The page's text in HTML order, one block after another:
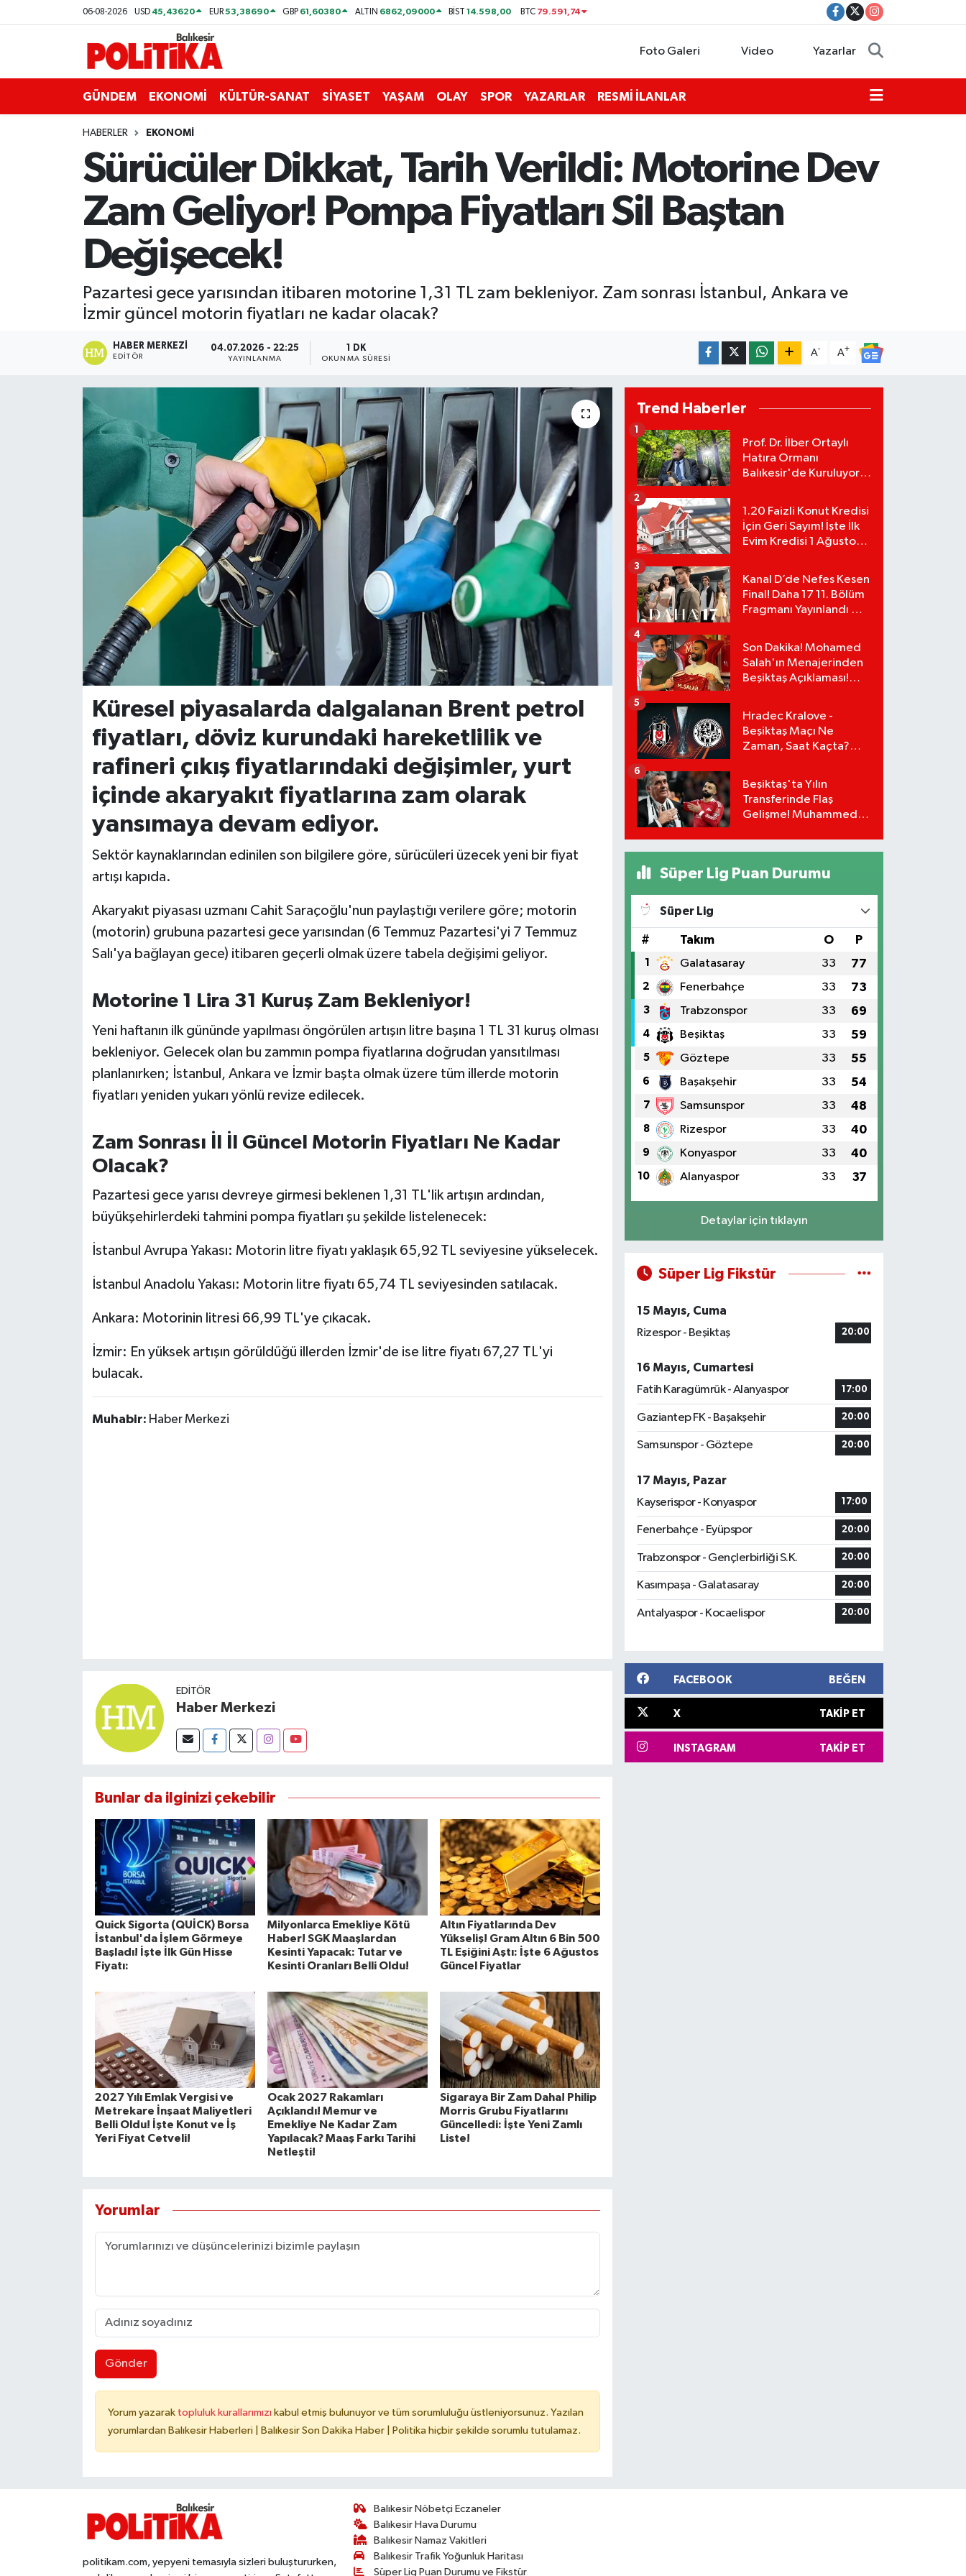
06-08-2026 USD 45,43620 EUR53,38690 GBP 61,60380 ALTIN 6862,09000 BİST14.598,00 BTC 79.591,74
Foto Galeri Video Yazarlar
GÜNDEM EKONOMİ KÜLTÜR-SANAT SİYASET YAŞAM OLAY SPOR YAZARLAR RESMİ İLANLAR
HABERLER EKONOMİ
Sürücüler Dikkat, Tarih Verildi: Motorine Dev
Zam Geliyor! Pompa Fiyatları Sil Baştan
Değişecek!
Pazartesi gece yarısından itibaren motorine 1,31 TL zam bekleniyor. Zam sonrası İstanbul, Ankara ve
İzmir güncel motorin fiyatları ne kadar olacak?
HABER MERKEZI
EDITÖR
04.07.2026 - 22:25
YAYINLANMA
1 DK
OKUNMA SÜRESI
A- A+
Küresel piyasalarda dalgalanan Brent petrol
fiyatları, döviz kurundaki hareketlilik ve
rafineri çıkış fiyatlarındaki değişimler, yurt
içinde akaryakıt fiyatlarına zam olarak
yansımaya devam ediyor.
Sektör kaynaklarından edinilen son bilgilere göre, sürücüleri üzecek yeni bir fiyat
artışı kapıda.
Akaryakıt piyasası uzmanı Cahit Saraçoğlu'nun paylaştığı verilere göre; motorin
(motorin) grubuna pazartesi gece yarısından (6 Temmuz Pazartesi'yi 7 Temmuz
Salı'ya bağlayan gece) itibaren geçerli olmak üzere tabela değişimi geliyor.
Motorine 1 Lira 31 Kuruş Zam Bekleniyor!
Yeni haftanın ilk gününde yapılması öngörülen artışın litre başına 1 TL 31 kuruş olması
bekleniyor. Gelecek olan bu zammın pompa fiyatlarına doğrudan yansıtılması
planlanırken; İstanbul, Ankara ve İzmir başta olmak üzere tüm illerde motorin
fiyatları yeniden yukarı yönlü revize edilecek.
Zam Sonrası İl İl Güncel Motorin Fiyatları Ne Kadar
Olacak?
Pazartesi gece yarısı devreye girmesi beklenen 1,31 TL'lik artışın ardından,
büyükşehirlerdeki tahmini pompa fiyatları şu şekilde listelenecek:
İstanbul Avrupa Yakası: Motorin litre fiyatı yaklaşık 65,92 TL seviyesine yükselecek.
İstanbul Anadolu Yakası: Motorin litre fiyatı 65,74 TL seviyesinden satılacak.
Ankara: Motorinin litresi 66,99 TL'ye çıkacak.
İzmir: En yüksek artışın görüldüğü illerden İzmir'de ise litre fiyatı 67,27 TL'yi
bulacak.
Muhabir: Haber Merkezi
EDITÖR
Haber Merkezi
Bunlar da ilginizi çekebilir
Quick Sigorta (QUİCK) Borsa
İstanbul'da İşlem Görmeye
Başladı! İşte İlk Gün Hisse
Fiyatı:
Milyonlarca Emekliye Kötü
Haber! SGK Maaşlardan
Kesinti Yapacak: Tutar ve
Kesinti Oranları Belli Oldu!
Altın Fiyatlarında Dev
Yükseliş! Gram Altın 6 Bin 500
TL Eşiğini Aştı: İşte 6 Ağustos
Güncel Fiyatlar
2027 Yılı Emlak Vergisi ve
Metrekare İnşaat Maliyetleri
Belli Oldu! İşte Konut ve İş
Yeri Fiyat Cetveli!
Ocak 2027 Rakamları
Açıklandı! Memur ve
Emekliye Ne Kadar Zam
Yapılacak? Maaş Farkı Tarihi
Netleşti!
Sigaraya Bir Zam Daha! Philip
Morris Grubu Fiyatlarını
Güncelledi: İşte Yeni Zamlı
Liste!
Yorumlar
Gönder
Yorum yazarak topluluk kurallarımızı kabul etmiş bulunuyor ve tüm sorumluluğu üstleniyorsunuz. Yazılan
yorumlardan Balıkesir Haberleri | Balıkesir Son Dakika Haber | Politika hiçbir şekilde sorumlu tutulamaz.
Trend Haberler
Prof. Dr. İlber Ortaylı
Hatıra Ormanı
Balıkesir'de Kuruluyor!
1
1.20 Faizli Konut Kredisi
İçin Geri Sayım! İşte İlk
Evim Kredisi 1 Ağustos
2
Kanal D’de Nefes Kesen
Final! Daha 17 11. Bölüm
Fragmanı Yayınlandı Mı?
3
Son Dakika! Mohamed
Salah'ın Menajerinden
Beşiktaş Açıklaması!
4
Hradec Kralove -
Beşiktaş Maçı Ne
Zaman, Saat Kaçta?
Detayları!
5
Beşiktaş'ta Yılın
Transferinde Flaş
Gelişme! Muhammed
6
Süper Lig Puan Durumu
Süper Lig
# Takım O P
1 Galatasaray 33 77
2 Fenerbahçe 33 73
3 Trabzonspor 33 69
4 Beşiktaş 33 59
5 Göztepe 33 55
6 Başakşehir 33 54
7 Samsunspor 33 48
8 Rizespor 33 40
9 Konyaspor 33 40
10 Alanyaspor 33 37
Detaylar için tıklayın
Süper Lig Fikstür
15 Mayıs, Cuma
Rizespor - Beşiktaş
20:00
16 Mayıs, Cumartesi
Fatih Karagümrük - Alanyaspor
17:00
Gaziantep FK - Başakşehir 20:00
Samsunspor - Göztepe 20:00
17 Mayıs, Pazar
Kayserispor - Konyaspor
17:00
Fenerbahçe - Eyüpspor 20:00
Trabzonspor - Gençlerbirliği S.K. 20:00
Kasımpaşa - Galatasaray 20:00
Antalyaspor - Kocaelispor 20:00
FACEBOOK BEĞEN
X TAKIP ET
INSTAGRAM TAKIP ET
politikam.com, yepyeni temasıyla sizleri buluştururken,
Balıkesir Nöbetçi Eczaneler
Balıkesir Hava Durumu
Balıkesir Namaz Vakitleri
Balıkesir Trafik Yoğunluk Haritası
Süper Lig Puan Durumu ve Fikstür
ASTROLOJİ
Bandırma
BİYOGRAFİLER
Edremit
KENT GÜNDEMİ
KÜLTÜR-SANAT
MAGAZİN
Resmi İlanlar
Savaştepe
TEKNOLOJİ
Balıkesir Nöbetçi Eczaneler
Balıkesir Hava Durumu
Balıkesir Namaz Vakitleri
Balıkesir Trafik Yoğunluk Haritası
Süper Lig Puan Durumu ve Fikstür
Tüm Manşetler
Son Dakika Haberleri
Haber Arşivi